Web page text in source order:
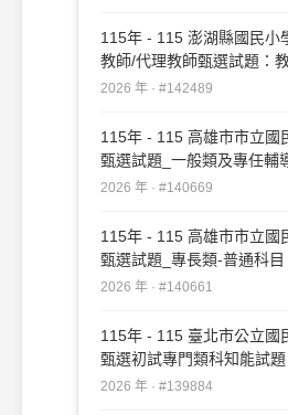
115年 - 115 澎湖縣國民小
教師/代理教師甄選試題：
50#142489
2026 年 · #142489
115年 - 115 高雄市市立國
甄選試題_一般類及專任輔
業#140669
2026 年 · #140669
115年 - 115 高雄市市立國
甄選試題_專長類-普通科
#140661
2026 年 · #140661
115年 - 115 臺北市公立國
甄選初試專門類科知能試
#139884
2026 年 · #139884